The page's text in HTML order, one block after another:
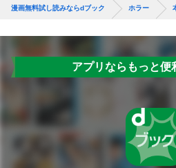
漫画無料試し読みならdブック ホラー
アプリならもっと便